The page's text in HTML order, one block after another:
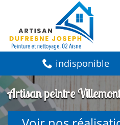
indisponible
Artisan peintre